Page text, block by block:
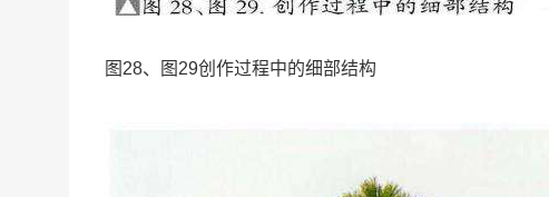
图28、图29创作过程中的细部结构